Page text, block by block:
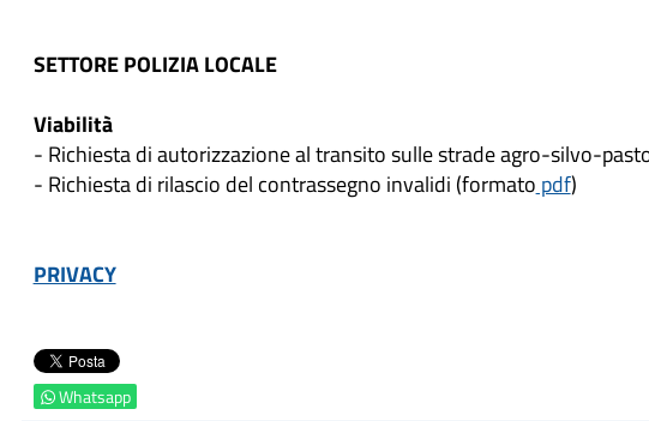
SETTORE POLIZIA LOCALE
Viabilità
- Richiesta di autorizzazione al transito sulle strade agro-silvo-
- Richiesta di rilascio del contrassegno invalidi (formato pdf)
PRIVACY
Whatsapp